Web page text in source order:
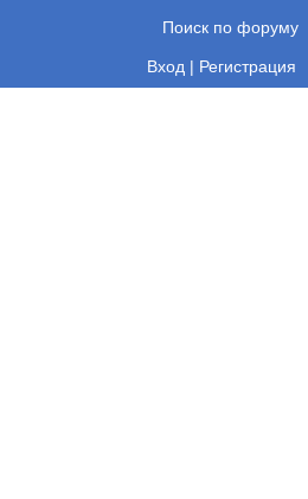
Поиск по форуму
Вход | Регистрация